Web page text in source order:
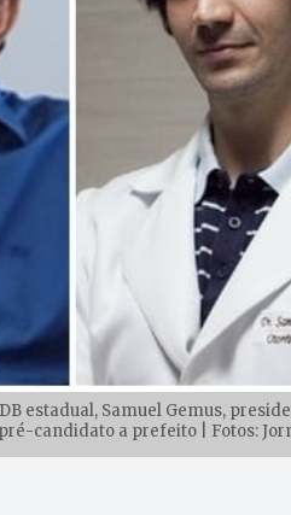
estadual, Samuel Gemus,
pré-candidato a prefeito | Fotos: